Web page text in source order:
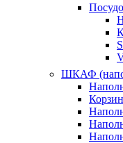
ШКАФ